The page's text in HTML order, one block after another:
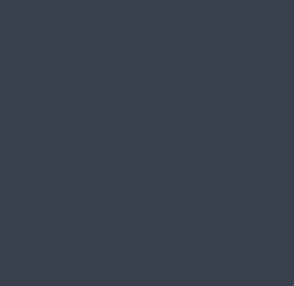
Miles de habitantes de la
manifestarse a la avenida
principal de la ciudad, en
junto a la salida del
en medio de críticas a su
de los casi cinco meses de